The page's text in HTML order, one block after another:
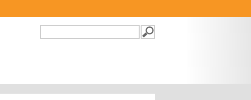
FORMULAIRE DE